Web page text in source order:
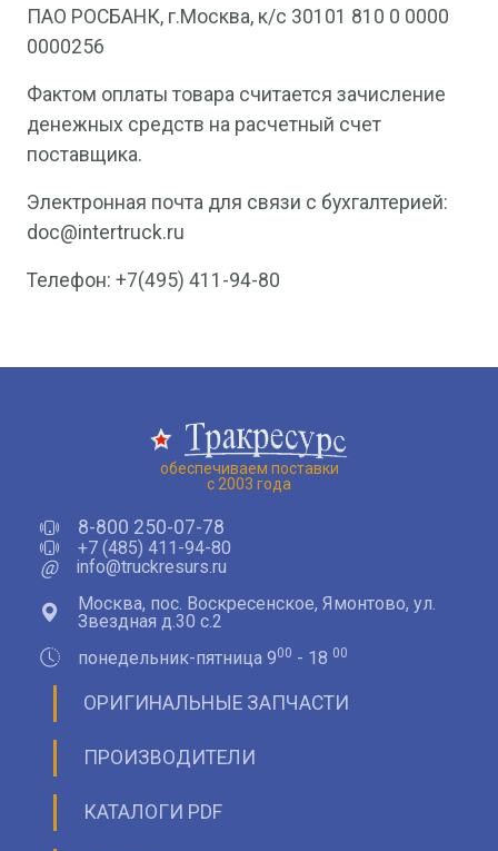
ПАО РОСБАНК, г.Москва, к/с 30101 810 0 0000
0000256
Фактом оплаты товара считается зачисление
денежных средств на расчетный счет
поставщика.
Электронная почта для связи с бухгалтерией:
doc@intertruck.ru
Телефон: +7(495) 411-94-80
обеспечиваем поставки
с 2003 года
8-800 250-07-78
+7 (485) 411-94-80
@
info@truckresurs.ru
Москва, пос. Воскресенское, Ямонтово, ул.
Звездная д.30 с.2
понедельник-пятница 900 - 18 00
ОРИГИНАЛЬНЫЕ ЗАПЧАСТИ
ПРОИЗВОДИТЕЛИ
КАТАЛОГИ PDF